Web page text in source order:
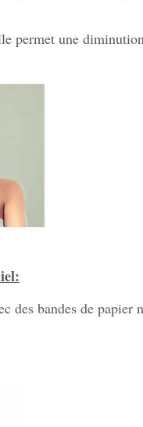
permet une
des bandes de